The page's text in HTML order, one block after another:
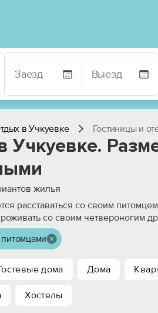
в Учкуевке Гостиницы и
Учкуевке.
жилья
расставаться со своим
со своим четвероногим
питомцами
дома Дома
Хостелы